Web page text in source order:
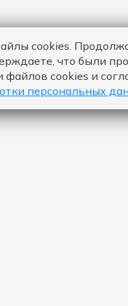
ЛАЙКОВ ЗА "MOVIN'
ЛАЙКОВ ЗА
cookies.
что были
файлов cookies и
персональных